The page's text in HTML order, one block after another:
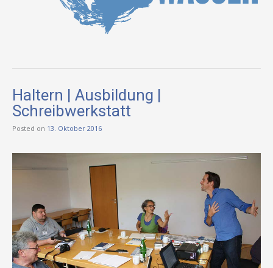
Haltern | Ausbildung |
Schreibwerkstatt
Posted on 13. Oktober 2016